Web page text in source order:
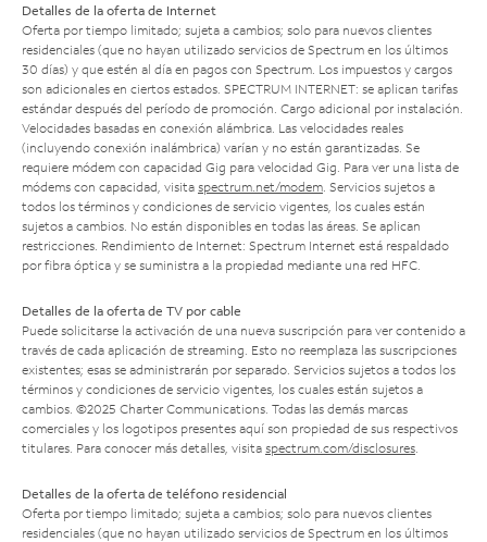
Detalles de la oferta de Internet
Oferta por tiempo limitado; sujeta a cambios; solo para nuevos clientes
residenciales (que no hayan utilizado servicios de Spectrum en los últimos
30 días) y que estén al día en pagos con Spectrum. Los impuestos y cargos
son adicionales en ciertos estados. SPECTRUM INTERNET: se aplican tarifas
estándar después del período de promoción. Cargo adicional por instalación.
Velocidades basadas en conexión alámbrica. Las velocidades reales
(incluyendo conexión inalámbrica) varían y no están garantizadas. Se
requiere módem con capacidad Gig para velocidad Gig. Para ver una lista de
módems con capacidad, visita spectrum.net/modem . Servicios sujetos a
todos los términos y condiciones de servicio vigentes, los cuales están
sujetos a cambios. No están disponibles en todas las áreas. Se aplican
restricciones. Rendimiento de Internet: Spectrum Internet está respaldado
por fibra óptica y se suministra a la propiedad mediante una red HFC.
Detalles de la oferta de TV por cable
Puede solicitarse la activación de una nueva suscripción para ver contenido a
través de cada aplicación de streaming. Esto no reemplaza las suscripciones
existentes; esas se administrarán por separado. Servicios sujetos a todos los
términos y condiciones de servicio vigentes, los cuales están sujetos a
cambios. ©2025 Charter Communications. Todas las demás marcas
comerciales y los logotipos presentes aquí son propiedad de sus respectivos
titulares. Para conocer más detalles, visita spectrum.com/disclosures
Detalles de la oferta de teléfono residencial
Oferta por tiempo limitado; sujeta a cambios; solo para nuevos clientes
residenciales (que no hayan utilizado servicios de Spectrum en los últimos